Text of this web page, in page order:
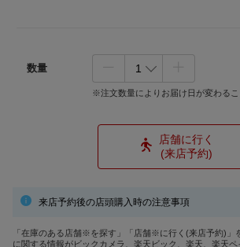
数量
※注文数量によりお届け日が変わるこ
店舗に行く
(来店予約)
来店予約後の店頭購入時の注意事項
「在庫のある店舗※を探す」「店舗※に行く(来店予約)」
に関する情報がビックカメラ、楽天ビック、楽天、楽天